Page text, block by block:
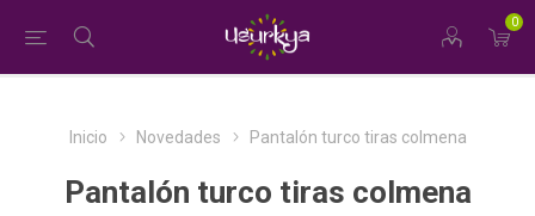
0
Inicio Novedades Pantalón turco tiras colmena
Pantalón turco tiras colmena